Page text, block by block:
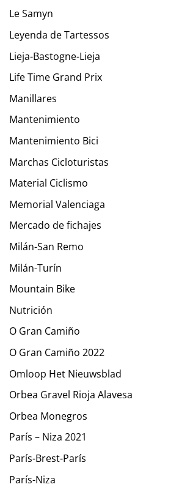
Le Samyn
Leyenda de Tartessos
Lieja-Bastogne-Lieja
Life Time Grand Prix
Manillares
Mantenimiento
Mantenimiento Bici
Marchas Cicloturistas
Material Ciclismo
Memorial Valenciaga
Mercado de fichajes
Milán-San Remo
Milán-Turín
Mountain Bike
Nutrición
O Gran Camiño
O Gran Camiño 2022
Omloop Het Nieuwsblad
Orbea Gravel Rioja Alavesa
Orbea Monegros
París – Niza 2021
París-Brest-París
París-Niza